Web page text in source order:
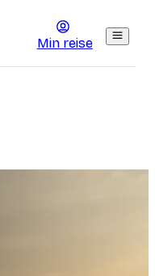
Min reise